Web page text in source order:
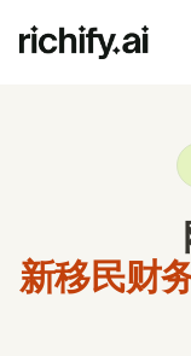
新移民财